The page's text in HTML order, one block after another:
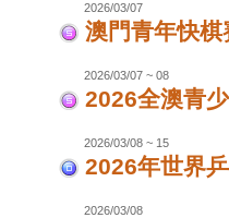
2026/03/07
澳門青年快棋
2026/03/07 ~ 08
2026全澳青
2026/03/08 ~ 15
2026年世界
2026/03/08